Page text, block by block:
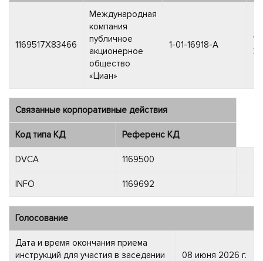
1169517X83466
Международная
компания
публичное
акционерное
общество
«Циан»
1-01-16918-A
Связанные корпоративные действия
Код типа КД Референс КД
DVCA 1169500
INFO 1169692
Голосование
Дата и время окончания приема
инструкций для участия в заседании
08 июня 2026 г.